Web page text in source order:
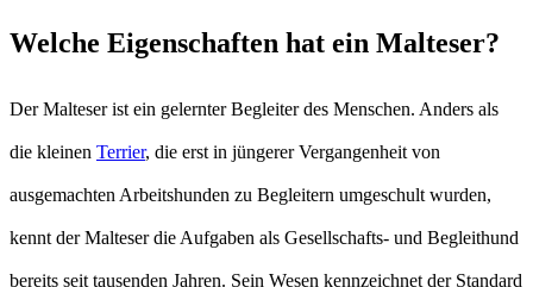
Welche Eigenschaften hat ein Malteser?
Der Malteser ist ein gelernter Begleiter des Menschen. Anders als
die kleinen Terrier, die erst in jüngerer Vergangenheit von
ausgemachten Arbeitshunden zu Begleitern umgeschult wurden,
kennt der Malteser die Aufgaben als Gesellschafts- und Begleithund
bereits seit tausenden Jahren. Sein Wesen kennzeichnet der Standard